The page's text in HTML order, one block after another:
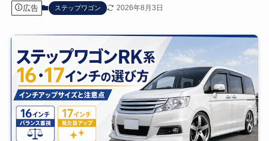
広告 ステップワゴン 2026年8月3日